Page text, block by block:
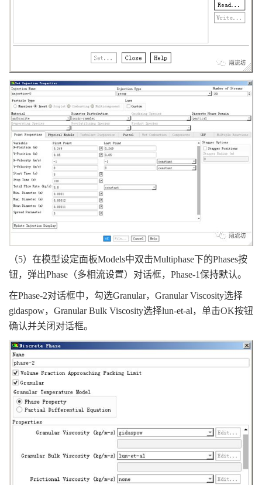
（5）在模型设定面板Models中双击Multiphase下的Phases按
钮，弹出Phase（多相流设置）对话框，Phase-1保持默认。
在Phase-2对话框中，勾选Granular，Granular Viscosity选择
gidaspow，Granular Bulk Viscosity选择lun-et-al，单击OK按钮
确认并关闭对话框。